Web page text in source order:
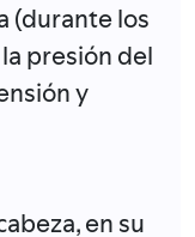
(durante los
presión del
y
en su